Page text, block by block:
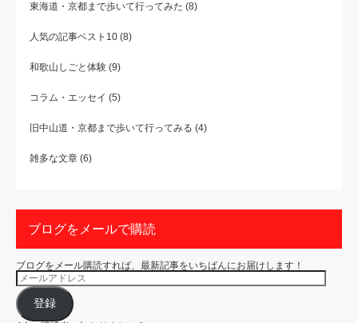
東海道・京都まで歩いて行ってみた (8)
人気の記事ベスト10 (8)
和歌山しごと体験 (9)
コラム・エッセイ (5)
旧中山道・京都まで歩いて行ってみる (4)
雑多な文章 (6)
ブログをメールで購読
ブログをメール購読すれば、最新記事をいちばんにお届けします！
メ
ー
ル
ア
ド
登録